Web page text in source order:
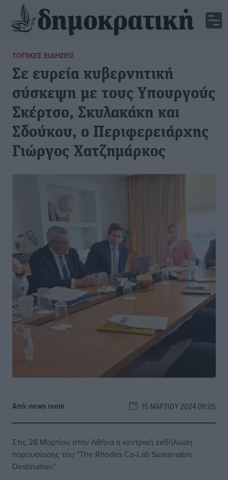
ΤΟΠΙΚΈΣ ΕΙΔΉΣΕΙΣ
Σε ευρεία κυβερνητική
σύσκεψη με τους Υπουργούς
Σκέρτσο, Σκυλακάκη και
Σδούκου, ο Περιφερειάρχης
Γιώργος Χατζημάρκος
Από: news room 15 ΜΑΡΤΊΟΥ 2024 09:05
Στις 28 Μαρτίου στην Αθήνα η κεντρική εκδήλωση
παρουσίασης του “The Rhodes Co-Lab Sustainable
Destination”